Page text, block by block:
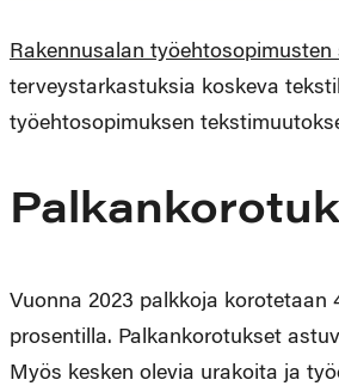
Rakennusalan työehtosopimusten
terveystarkastuksia koskeva
työehtosopimuksen
Vuonna 2023 palkkoja
prosentilla. Palkankorotukset
Myös kesken olevia urakoita ja